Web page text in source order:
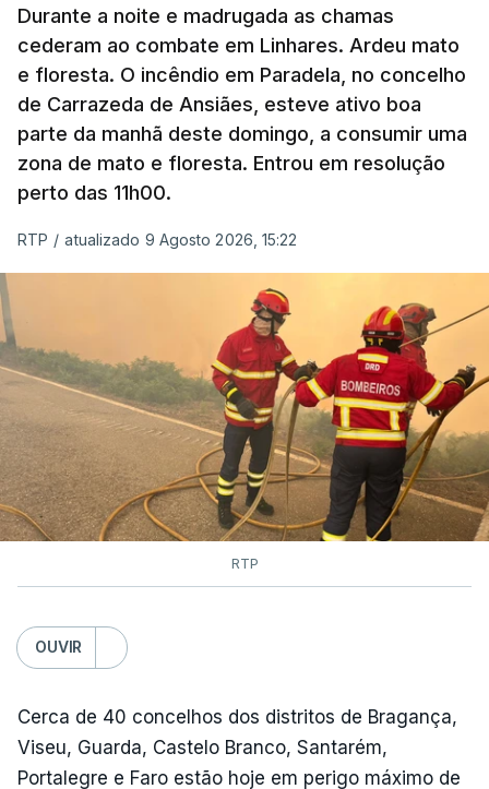
Durante a noite e madrugada as chamas
cederam ao combate em Linhares. Ardeu mato
e floresta. O incêndio em Paradela, no concelho
de Carrazeda de Ansiães, esteve ativo boa
parte da manhã deste domingo, a consumir uma
zona de mato e floresta. Entrou em resolução
perto das 11h00.
RTP / atualizado 9 Agosto 2026, 15:22
RTP
OUVIR
Cerca de 40 concelhos dos distritos de Bragança,
Viseu, Guarda, Castelo Branco, Santarém,
Portalegre e Faro estão hoje em perigo máximo de